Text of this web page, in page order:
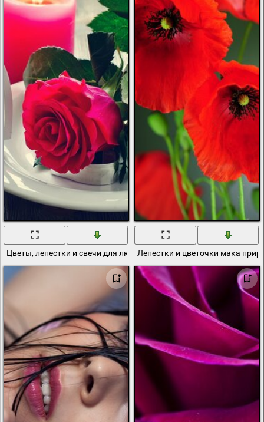
Цветы, лепестки и свечи для любвиЛепестки и цветочки мака